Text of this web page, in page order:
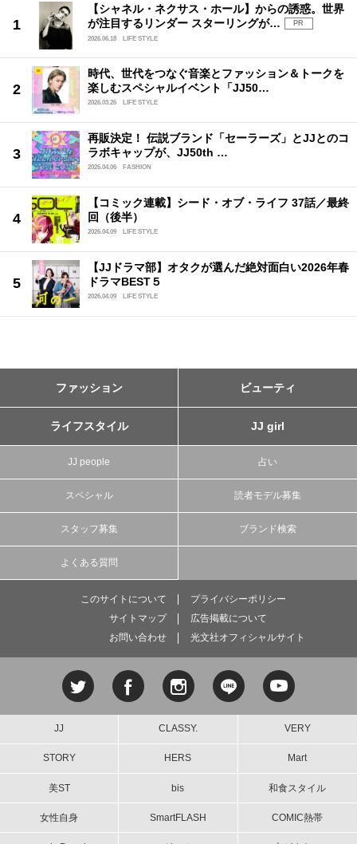
【シャネル・ネクサス・ホール】からの誘惑。世界
が注目するリンダー スターリングが…
PR
2026.06.18
LIFE STYLE
時代、世代をつなぐ音楽とファッション＆トークを
楽しむスペシャルイベント「JJ50…
2026.03.26 LIFE STYLE
再販決定！ 伝説ブランド「セーラーズ」とJJとのコ
ラボキャップが、JJ50th …
2026.04.06 FASHION
【コミック連載】シード・オブ・ライフ 37話／最終
回（後半）
2026.04.09 LIFE STYLE
【JJドラマ部】オタクが選んだ絶対面白い2026年春
ドラマBEST５
2026.04.09 LIFE STYLE
ファッション ビューティ
ライフスタイル JJ girl
JJ people 占い
スペシャル 読者モデル募集
スタッフ募集 ブランド検索
よくある質問
このサイトについて
プライバシーポリシー
サイトマップ
広告掲載について
お問い合わせ
光文社オフィシャルサイト
JJ CLASSY. VERY
STORY HERS Mart
美ST bis 和食スタイル
女性自身 SmartFLASH COMIC熱帯